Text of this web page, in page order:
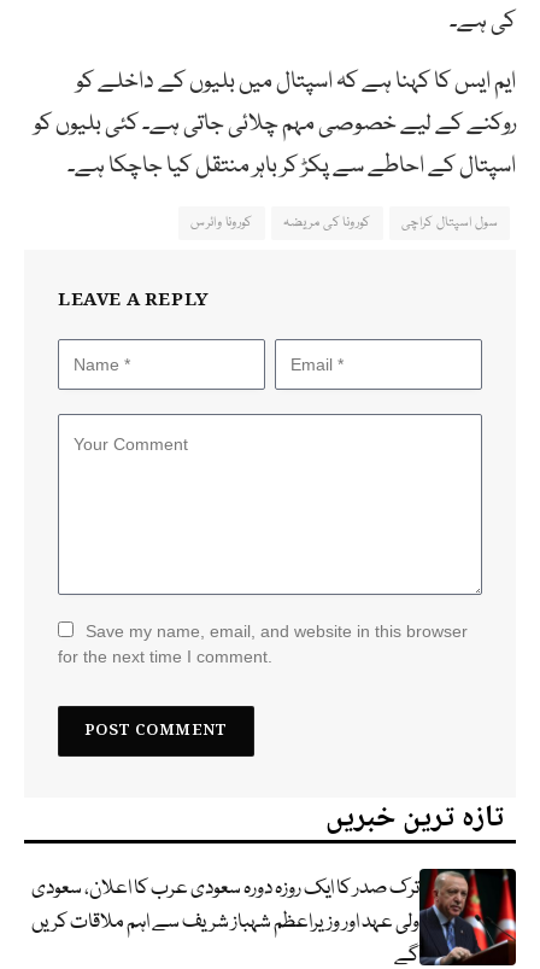
کی ہے۔
ایم ایس کا کہنا ہے کہ اسپتال میں بلیوں کے داخلے کو
روکنے کے لیے خصوصی مہم چلائی جاتی ہے۔ کئی بلیوں کو
اسپتال کے احاطے سے پکڑ کر باہر منتقل کیا جاچکا ہے۔
سول اسپتال کراچی کورونا کی مریضہ کورونا وائرس
LEAVE A REPLY
Save my name, email, and website in this browser
for the next time I comment.
تازہ ترین خبریں
ترک صدر کا ایک روزہ دورہ سعودی عرب کا اعلان، سعودی
ولی عہد اور وزیراعظم شہباز شریف سے اہم ملاقات کریں
گے